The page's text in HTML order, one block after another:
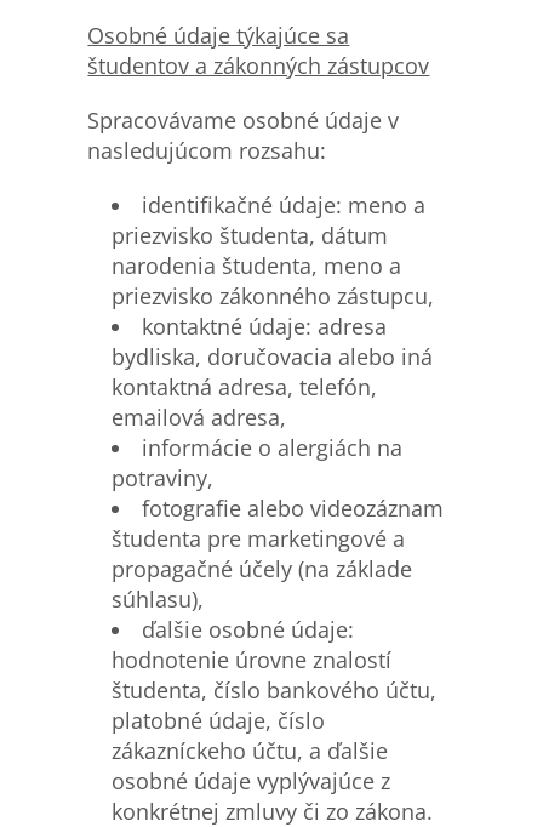
Osobné údaje týkajúce sa
študentov a zákonných zástupcov
Spracovávame osobné údaje v
nasledujúcom rozsahu:
identifikačné údaje: meno a
priezvisko študenta, dátum
narodenia študenta, meno a
priezvisko zákonného zástupcu,
kontaktné údaje: adresa
bydliska, doručovacia alebo iná
kontaktná adresa, telefón,
emailová adresa,
informácie o alergiách na
potraviny,
fotografie alebo videozáznam
študenta pre marketingové a
propagačné účely (na základe
súhlasu),
ďalšie osobné údaje:
hodnotenie úrovne znalostí
študenta, číslo bankového účtu,
platobné údaje, číslo
zákazníckeho účtu, a ďalšie
osobné údaje vyplývajúce z
konkrétnej zmluvy či zo zákona.